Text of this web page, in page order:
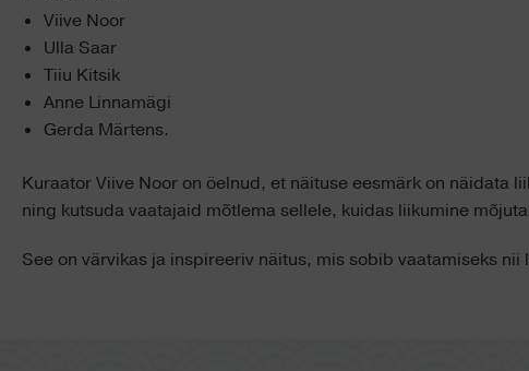
Viive Noor
Ulla Saar
Tiiu Kitsik
Anne Linnamägi
Gerda Märtens.
Kuraator Viive Noor on öelnud, et näituse eesmärk on näidata
ning kutsuda vaatajaid mõtlema sellele, kuidas liikumine
See on värvikas ja inspireeriv näitus, mis sobib vaatamiseks nii